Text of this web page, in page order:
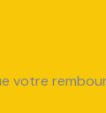
votre